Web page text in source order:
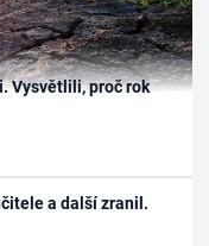
Vysvětlili, proč rok
a další zranil.